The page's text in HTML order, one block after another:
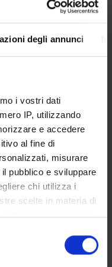
degli annunci
i vostri dati
IP, utilizzando
e accedere
al fine di
misurare
pubblico e sviluppare
chi utilizza i
scelte in materia di
proprietà digitale
in qualsiasi
o facendo clic
the construction of
and
and crisis of
in modern society.
strategies in the face of
strumento che il
per recuperare i